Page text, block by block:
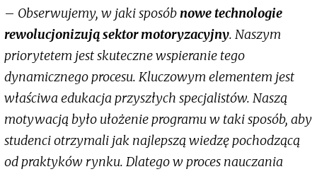
– Obserwujemy, w jaki sposóbnowe technologie
rewolucjonizują sektor motoryzacyjny. Naszym
priorytetem jest skuteczne wspieranie tego
dynamicznego procesu. Kluczowym elementem jest
właściwa edukacja przyszłych specjalistów. Naszą
motywacją było ułożenie programu w taki sposób, aby
studenci otrzymali jak najlepszą wiedzę pochodzącą
od praktyków rynku. Dlatego w proces nauczania